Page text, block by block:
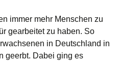
immer mehr Menschen zu
gearbeitet zu haben. So
in Deutschland in
geerbt. Dabei ging es